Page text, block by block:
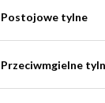
Postojowe tylne
Przeciwmgielne